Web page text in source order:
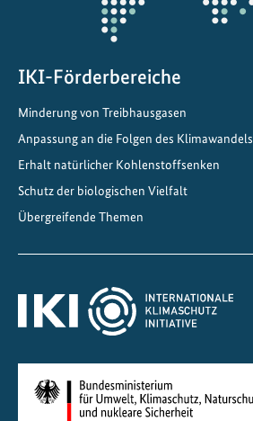
5
IKI-Förderbereiche
Minderung von Treibhausgasen
Anpassung an die Folgen des Klimawandels
Erhalt natürlicher Kohlenstoffsenken
Schutz der biologischen Vielfalt
Übergreifende Themen